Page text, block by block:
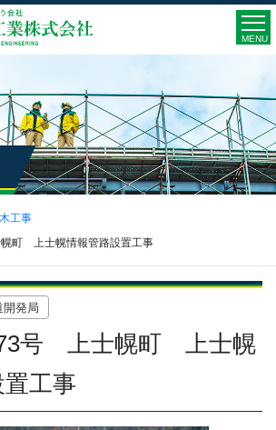
MENU
工事
町 上士幌情報管路設置工事
開発局
号 上士幌町 上士幌
工事